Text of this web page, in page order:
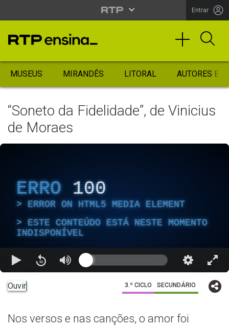
Entrar
MUSEUS MIRANDÊS LITORAL AUTORES
“Soneto da Fidelidade”, de Vinicius
de Moraes
ERRO 100
ERROR ON HTML5 MEDIA ELEMENT
ESTE CONTEÚDO ESTÁ NESTE MOMENTO
INDISPONÍVEL
Ouvir 3.º CICLO SECUNDÁRIO
Nos versos e nas canções, o amor foi